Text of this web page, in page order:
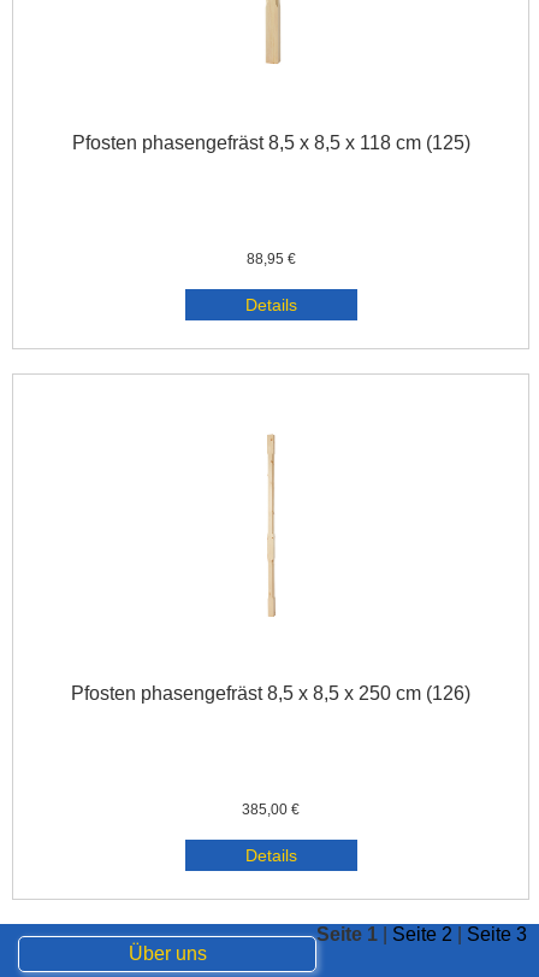
Pfosten phasengefräst 8,5 x 8,5 x 118 cm (125)
88,95 €
Details
Pfosten phasengefräst 8,5 x 8,5 x 250 cm (126)
385,00 €
Details
Seite 1 Seite 2
Seite 3
Über uns